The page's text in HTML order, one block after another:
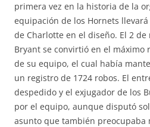
primera vez en la historia de la
equipación de los Hornets
de Charlotte en el diseño. El 2 de
Bryant se convirtió en el
de su equipo, el cual había
un registro de 1724 robos. El
despedido y el exjugador de los
por el equipo, aunque disputó
asunto que también preocupaba